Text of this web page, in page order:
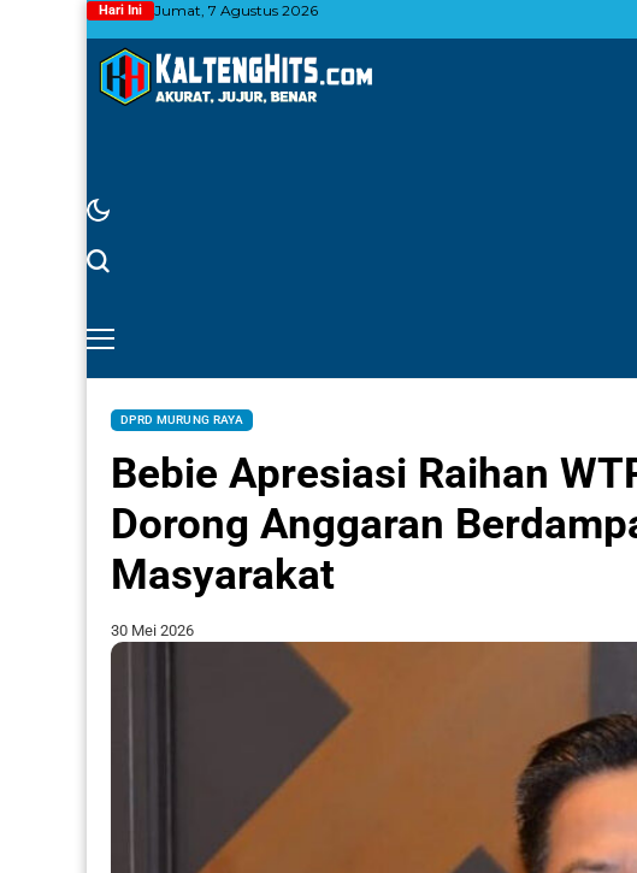
Hari Ini Jumat, 7 Agustus 2026
DPRD MURUNG RAYA
Bebie Apresiasi Raihan
Dorong Anggaran
Masyarakat
30 Mei 2026